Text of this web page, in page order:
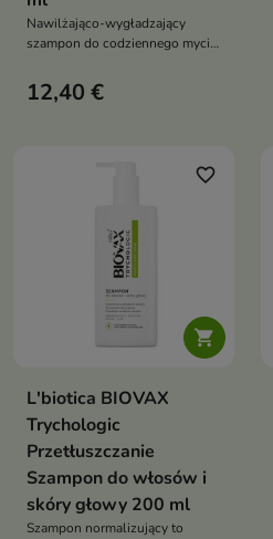
Nawilżająco-wygładzający
szampon do codziennego mycia
Delikatnie, a jednocześnie
skutecznie oczyszcza, wspiera
12,40 €

favorite_border
L'biotica BIOVAX
Trychologic
Przetłuszczanie
Szampon do włosów i
skóry głowy 200 ml
Szampon normalizujący to